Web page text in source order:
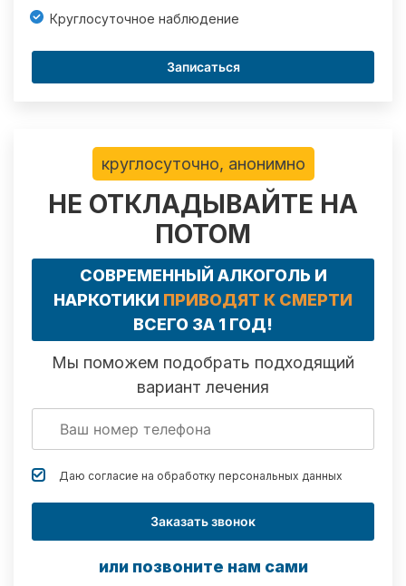
Круглосуточное наблюдение
Записаться
круглосуточно, анонимно
НЕ ОТКЛАДЫВАЙТЕ НА
ПОТОМ
СОВРЕМЕННЫЙ АЛКОГОЛЬ И
НАРКОТИКИ ПРИВОДЯТ К СМЕРТИ
ВСЕГО ЗА 1 ГОД!
Мы поможем подобрать подходящий
вариант лечения
Даю согласие на обработку персональных данных
Заказать звонок
или позвоните нам сами